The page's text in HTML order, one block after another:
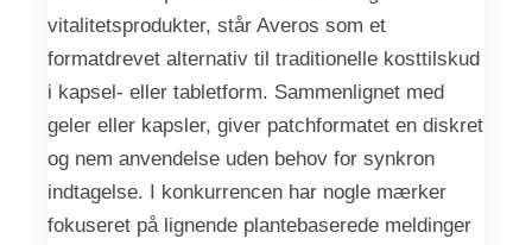
vitalitetsprodukter, står Averos som et
formatdrevet alternativ til traditionelle kosttilskud
i kapsel- eller tabletform. Sammenlignet med
geler eller kapsler, giver patchformatet en diskret
og nem anvendelse uden behov for synkron
indtagelse. I konkurrencen har nogle mærker
fokuseret på lignende plantebaserede meldinger